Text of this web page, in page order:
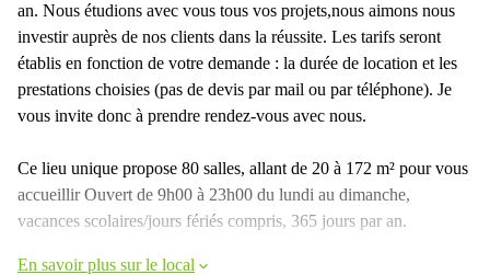
an. Nous étudions avec vous tous vos projets,nous aimons nous
investir auprès de nos clients dans la réussite. Les tarifs seront
établis en fonction de votre demande : la durée de location et les
prestations choisies (pas de devis par mail ou par téléphone). Je
vous invite donc à prendre rendez-vous avec nous.
Ce lieu unique propose 80 salles, allant de 20 à 172 m² pour vous
accueillir Ouvert de 9h00 à 23h00 du lundi au dimanche,
vacances scolaires/jours fériés compris, 365 jours par an.
En savoir plus sur le local